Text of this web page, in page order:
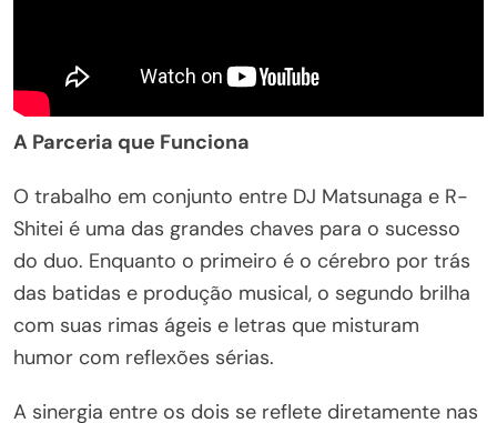
A Parceria que Funciona
O trabalho em conjunto entre DJ Matsunaga e R-
Shitei é uma das grandes chaves para o sucesso
do duo. Enquanto o primeiro é o cérebro por trás
das batidas e produção musical, o segundo brilha
com suas rimas ágeis e letras que misturam
humor com reflexões sérias.
A sinergia entre os dois se reflete diretamente nas